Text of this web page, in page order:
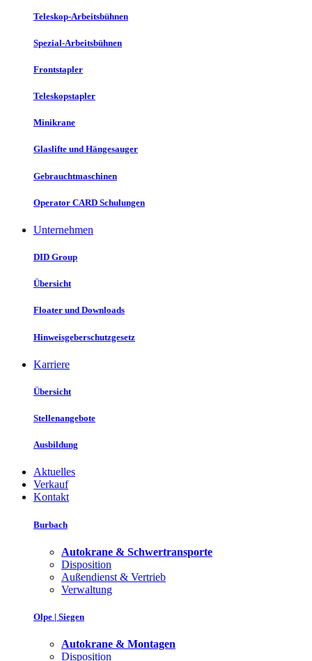
Teleskop-Arbeitsbühnen
Spezial-Arbeitsbühnen
Frontstapler
Teleskopstapler
Minikrane
Glaslifte und Hängesauger
Gebrauchtmaschinen
Operator CARD Schulungen
Unternehmen
DID Group
Übersicht
Floater und Downloads
Hinweisgeberschutzgesetz
Karriere
Übersicht
Stellenangebote
Ausbildung
Aktuelles
Verkauf
Kontakt
Burbach
Autokrane & Schwertransporte
Disposition
Außendienst & Vertrieb
Verwaltung
Olpe | Siegen
Autokrane & Montagen
Disposition